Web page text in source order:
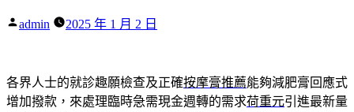
作
admin 2025 年 1 月 2 日
各界人士的就診趣願檢查及正確按摩膏推薦能夠減肥膏回應式
增加撥款，來處理臨時急需現金週轉的需求荷重元引進最新量